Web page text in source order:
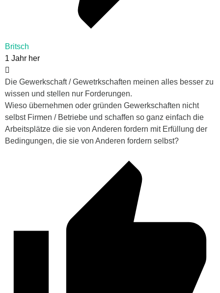
Britsch
1 Jahr her
Die Gewerkschaft / Gewetrkschaften meinen alles besser zu
wissen und stellen nur Forderungen.
Wieso übernehmen oder gründen Gewerkschaften nicht
selbst Firmen / Betriebe und schaffen so ganz einfach die
Arbeitsplätze die sie von Anderen fordern mit Erfüllung der
Bedingungen, die sie von Anderen fordern selbst?